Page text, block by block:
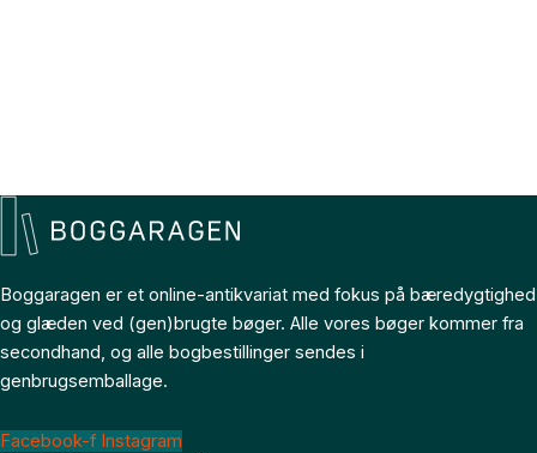
Boggaragen er et online-antikvariat med fokus på bæredygtighed
og glæden ved (gen)brugte bøger. Alle vores bøger kommer fra
secondhand, og alle bogbestillinger sendes i
genbrugsemballage.
Facebook-f Instagram